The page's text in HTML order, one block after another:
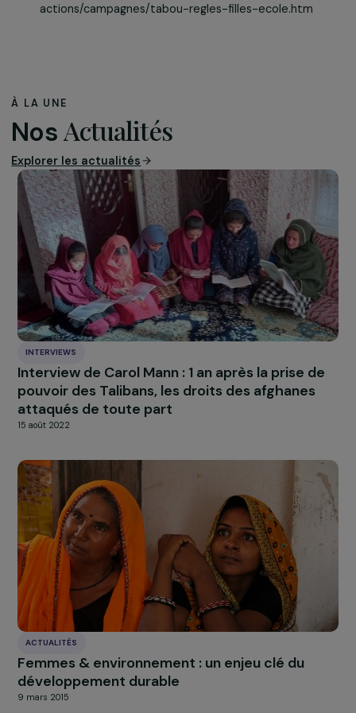
réduction de la précarité menstruelle revêt
anciennes (morceaux de tissu, coton, feuilles
peuvent entraîner des infections.
Pour que les filles ne manquent plus l’école à
leurs règles, il est essentiel et urgent de
et les tabous autour des règles en sensibilisant le
grande nombre à la santé sexuelle et reproductive,
garantir l’accès de toutes à des installations
sûreset à une hygiène menstruelle adaptée.
>Découvrez ou redécouvrez la campagne de CARE
France sur le tabou des règles
Sources utilisées pour la rédaction de cet article:
United Nations Children’s Fund, Female Genital
Mutilation/Cutting: a global concern, UNICEF, New
2016.
UNESCO. Rapport mondial de suivi sur l’éducation
https://www.plan-international.fr/droits-des-
filles/pourquoi-les-filles/inegalites-barrieres-
des-filles
http://files.unicef.org/publications/files/
https://www.carefrance.org/care-
actions/campagnes/tabou-regles-filles-ecole.htm
À LA UNE
NosActualités